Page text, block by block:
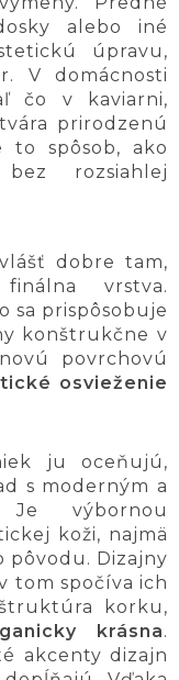
alebo iné
úpravu,
V domácnosti
čo v kaviarni,
prirodzenú
to spôsob, ako
rozsiahlej
dobre tam,
vrstva.
sa prispôsobuje
konštrukčne v
povrchovú
osvieženie
ju oceňujú,
s moderným a
Je výbornou
koži, najmä
pôvodu. Dizajny
tom spočíva ich
korku,
krásna.
akcenty dizajn